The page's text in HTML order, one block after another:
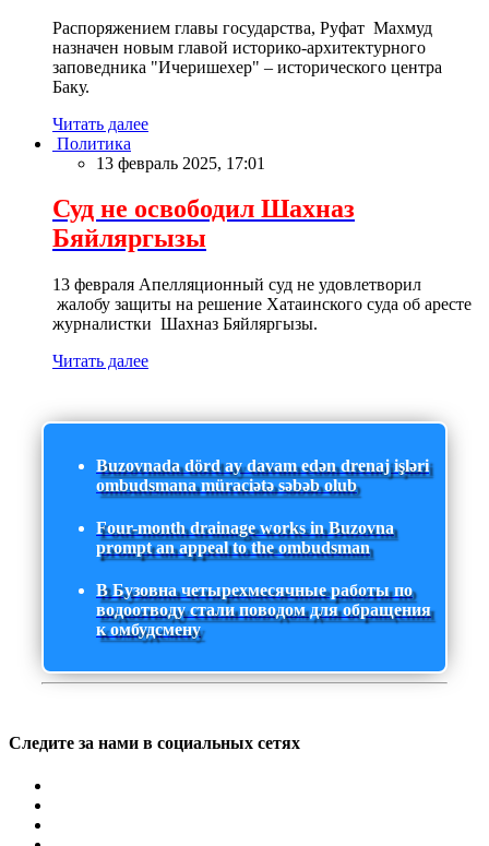
Распоряжением главы государства, Руфат Махмуд
назначен новым главой историко-архитектурного
заповедника "Ичеришехер" – исторического центра
Баку.
Читать далее
Политика
13 февраль 2025, 17:01
Суд не освободил Шахназ
Бяйляргызы
13 февраля Апелляционный суд не удовлетворил
жалобу защиты на решение Хатаинского суда об аресте
журналистки Шахназ Бяйляргызы.
Читать далее
Buzovnada dörd ay davam edən drenaj işləri
ombudsmana müraciətə səbəb olub
Four-month drainage works in Buzovna
prompt an appeal to the ombudsman
В Бузовна четырехмесячные работы по
водоотводу стали поводом для обращения
к омбудсмену
Следите за нами в социальных сетях